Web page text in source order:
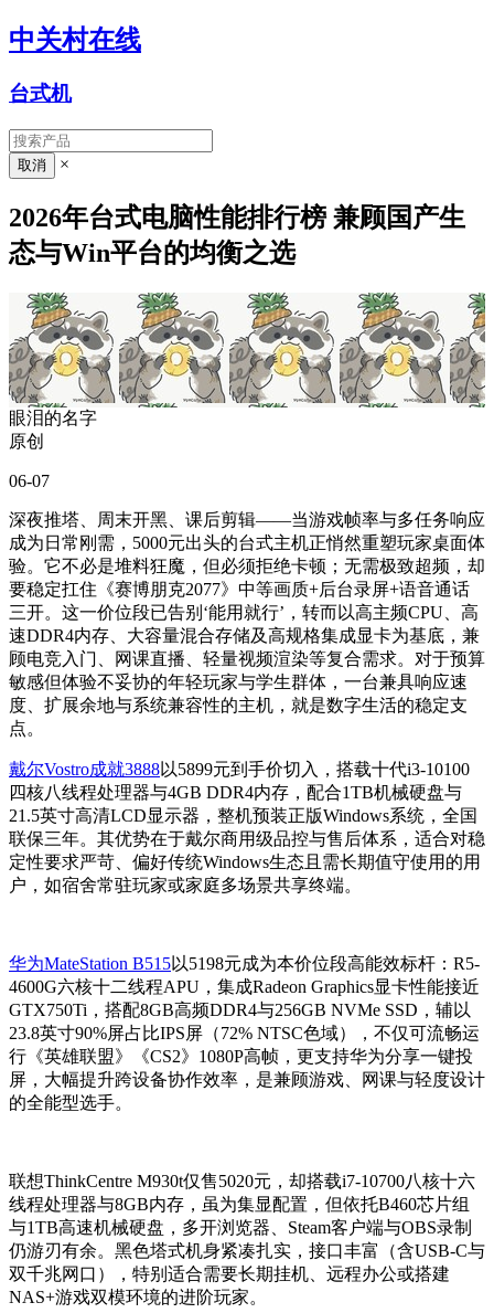
中关村在线
台式机
×
2026年台式电脑性能排行榜 兼顾国产生
态与Win平台的均衡之选
眼泪的名字
原创
06-07
深夜推塔、周末开黑、课后剪辑——当游戏帧率与多任务响应
成为日常刚需，5000元出头的台式主机正悄然重塑玩家桌面体
验。它不必是堆料狂魔，但必须拒绝卡顿；无需极致超频，却
要稳定扛住《赛博朋克2077》中等画质+后台录屏+语音通话
三开。这一价位段已告别‘能用就行’，转而以高主频CPU、高
速DDR4内存、大容量混合存储及高规格集成显卡为基底，兼
顾电竞入门、网课直播、轻量视频渲染等复合需求。对于预算
敏感但体验不妥协的年轻玩家与学生群体，一台兼具响应速
度、扩展余地与系统兼容性的主机，就是数字生活的稳定支
点。
戴尔Vostro成就3888以5899元到手价切入，搭载十代i3-10100
四核八线程处理器与4GB DDR4内存，配合1TB机械硬盘与
21.5英寸高清LCD显示器，整机预装正版Windows系统，全国
联保三年。其优势在于戴尔商用级品控与售后体系，适合对稳
定性要求严苛、偏好传统Windows生态且需长期值守使用的用
户，如宿舍常驻玩家或家庭多场景共享终端。
华为MateStation B515以5198元成为本价位段高能效标杆：R5-
4600G六核十二线程APU，集成Radeon Graphics显卡性能接近
GTX750Ti，搭配8GB高频DDR4与256GB NVMe SSD，辅以
23.8英寸90%屏占比IPS屏（72% NTSC色域），不仅可流畅运
行《英雄联盟》《CS2》1080P高帧，更支持华为分享一键投
屏，大幅提升跨设备协作效率，是兼顾游戏、网课与轻度设计
的全能型选手。
联想ThinkCentre M930t仅售5020元，却搭载i7-10700八核十六
线程处理器与8GB内存，虽为集显配置，但依托B460芯片组
与1TB高速机械硬盘，多开浏览器、Steam客户端与OBS录制
仍游刃有余。黑色塔式机身紧凑扎实，接口丰富（含USB-C与
双千兆网口），特别适合需要长期挂机、远程办公或搭建
NAS+游戏双模环境的进阶玩家。